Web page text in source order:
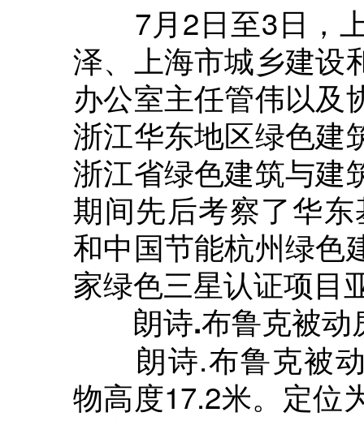
7月2日至3日，上
泽、上海市城乡建设
办公室主任管伟以及
浙江华东地区绿色建
浙江省绿色建筑与建
期间先后考察了华
和中国节能杭州绿色
家绿色三星认证项目
朗诗.布鲁克被动
朗诗.布鲁克被动
物高度17.2米。定位